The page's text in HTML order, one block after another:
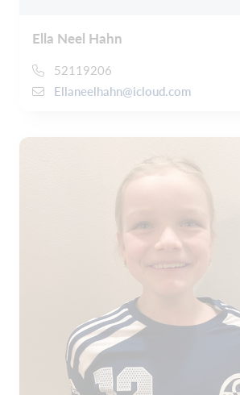
Ella Neel Hahn
52119206
Ellaneelhahn@icloud.com